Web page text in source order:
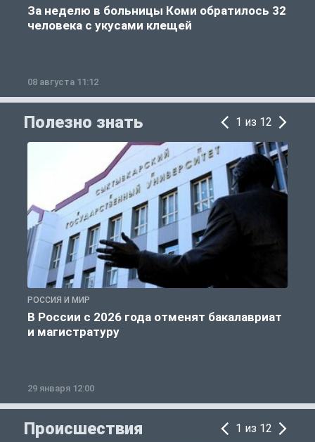
За неделю в больницы Коми обратилось 32
человека с укусами клещей
08 августа 11:12
Полезно знать 1 из 12
РОССИЯ И МИР
В России с 2026 года отменят бакалавриат
и магистратуру
29 января 12:00
Происшествия 1 из 12